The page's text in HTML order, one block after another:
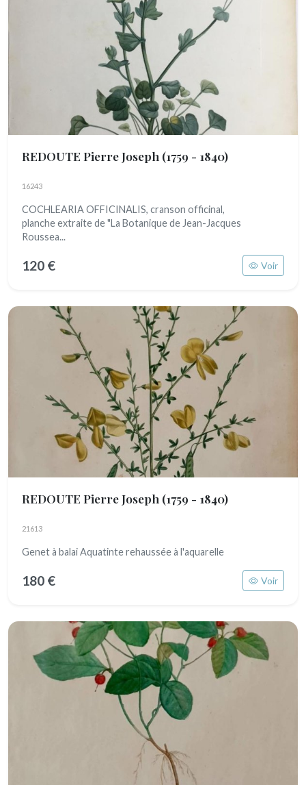
REDOUTE Pierre Joseph (1759 - 1840)
16243
COCHLEARIA OFFICINALIS, cranson officinal,
planche extraite de "La Botanique de Jean-Jacques
Roussea...
120 € Voir
REDOUTE Pierre Joseph (1759 - 1840)
21613
Genet à balai Aquatinte rehaussée à l'aquarelle
180 € Voir